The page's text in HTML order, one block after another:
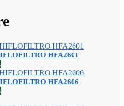
HFA2601
HFA2606